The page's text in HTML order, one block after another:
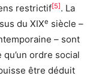
restrictif[5]. La
du XIXe siècle –
– sont
ordre social
être déduit